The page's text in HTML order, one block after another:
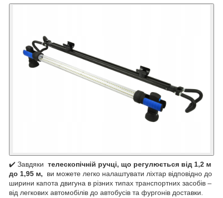
✔️ Завдяки телескопічній ручці, що регулюється від 1,2 м
до 1,95 м, ви можете легко налаштувати ліхтар відповідно до
ширини капота двигуна в різних типах транспортних засобів –
від легкових автомобілів до автобусів та фургонів доставки.